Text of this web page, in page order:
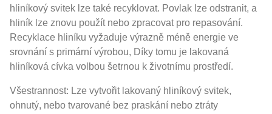
hliníkový svitek lze také recyklovat. Povlak lze odstranit, a
hliník lze znovu použít nebo zpracovat pro repasování.
Recyklace hliníku vyžaduje výrazně méně energie ve
srovnání s primární výrobou, Díky tomu je lakovaná
hliníková cívka volbou šetrnou k životnímu prostředí.
Všestrannost: Lze vytvořit lakovaný hliníkový svitek,
ohnutý, nebo tvarované bez praskání nebo ztráty